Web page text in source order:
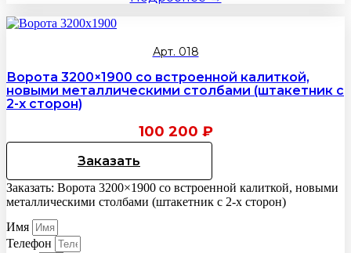
Арт. 018
Ворота 3200×1900 со встроенной калиткой,
новыми металлическими столбами (штакетник с
2-х сторон)
100 200 ₽
Заказать
Заказать: Ворота 3200×1900 со встроенной калиткой, новыми
металлическими столбами (штакетник с 2-х сторон)
Имя
Телефон